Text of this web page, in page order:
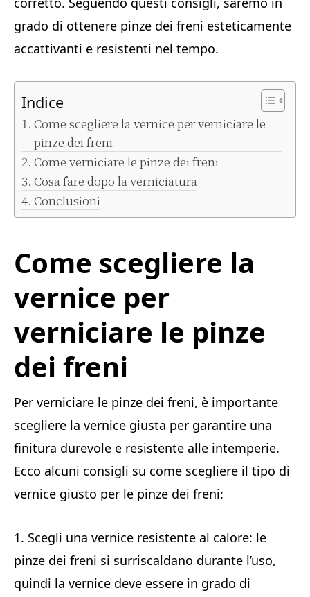
grado di ottenere pinze dei freni esteticamente
accattivanti e resistenti nel tempo.
Indice
Come scegliere la vernice per verniciare le
pinze dei freni
Come verniciare le pinze dei freni
Cosa fare dopo la verniciatura
Conclusioni
Come scegliere la
vernice per
verniciare le pinze
dei freni
Per verniciare le pinze dei freni, è importante
scegliere la vernice giusta per garantire una
finitura durevole e resistente alle intemperie.
Ecco alcuni consigli su come scegliere il tipo di
vernice giusto per le pinze dei freni:
1. Scegli una vernice resistente al calore: le
pinze dei freni si surriscaldano durante l’uso,
quindi la vernice deve essere in grado di